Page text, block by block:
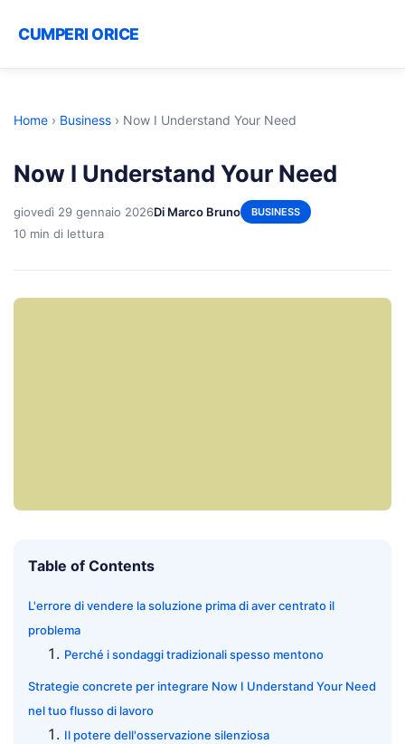
CUMPERI ORICE
Home › Business › Now I Understand Your Need
Now I Understand Your Need
giovedì 29 gennaio 2026Di Marco Bruno BUSINESS
10 min di lettura
Table of Contents
L'errore di vendere la soluzione prima di aver centrato il
problema
Perché i sondaggi tradizionali spesso mentono
Strategie concrete per integrare Now I Understand Your Need
nel tuo flusso di lavoro
Il potere dell'osservazione silenziosa